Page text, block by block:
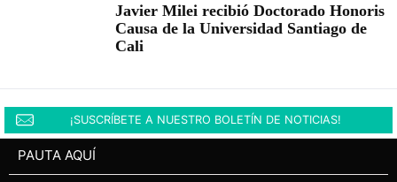
Javier Milei recibió Doctorado Honoris
Causa de la Universidad Santiago de
Cali
¡SUSCRÍBETE A NUESTRO BOLETÍN DE NOTICIAS!
PAUTA AQUÍ